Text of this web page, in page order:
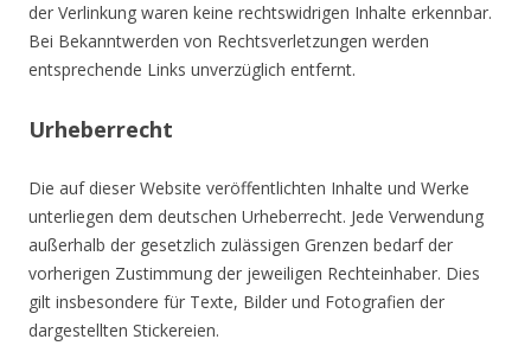
der Verlinkung waren keine rechtswidrigen Inhalte erkennbar.
Bei Bekanntwerden von Rechtsverletzungen werden
entsprechende Links unverzüglich entfernt.
Urheberrecht
Die auf dieser Website veröffentlichten Inhalte und Werke
unterliegen dem deutschen Urheberrecht. Jede Verwendung
außerhalb der gesetzlich zulässigen Grenzen bedarf der
vorherigen Zustimmung der jeweiligen Rechteinhaber. Dies
gilt insbesondere für Texte, Bilder und Fotografien der
dargestellten Stickereien.